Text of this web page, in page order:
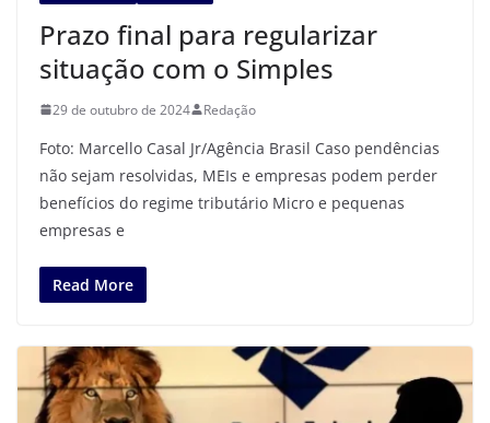
Prazo final para regularizar
situação com o Simples
29 de outubro de 2024 Redação
Foto: Marcello Casal Jr/Agência Brasil Caso pendências
não sejam resolvidas, MEIs e empresas podem perder
benefícios do regime tributário Micro e pequenas
empresas e
Read More